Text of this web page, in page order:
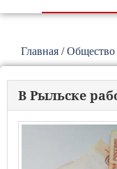
Главная /Общество
В Рыльске